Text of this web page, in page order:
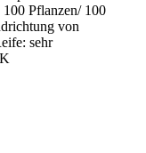
100 Pflanzen/ 100
von
sehr